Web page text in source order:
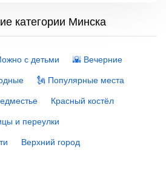
категории Минска
с детьми
🌇 Вечерние
🗽 Популярные места
Красный костёл
и переулки
Верхний город